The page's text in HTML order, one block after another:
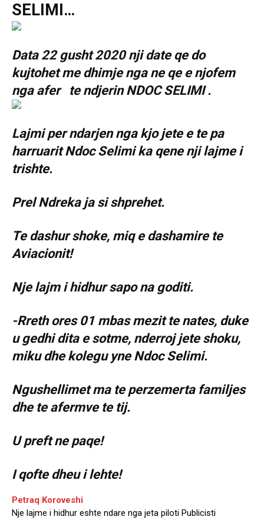
SELIMI…
Data 22 gusht 2020 nji date qe do
kujtohet me dhimje nga ne qe e njofem
nga afer te ndjerin NDOC SELIMI .
Lajmi per ndarjen nga kjo jete e te pa
harruarit Ndoc Selimi ka qene nji lajme i
trishte.
Prel Ndreka ja si shprehet.
Te dashur shoke, miq e dashamire te
Aviacionit!
Nje lajm i hidhur sapo na goditi.
-Rreth ores 01 mbas mezit te nates, duke
u gedhi dita e sotme, nderroj jete shoku,
miku dhe kolegu yne Ndoc Selimi.
Ngushellimet ma te perzemerta familjes
dhe te afermve te tij.
U preft ne paqe!
I qofte dheu i lehte!
Petraq Koroveshi
Nje lajme i hidhur eshte ndare nga jeta piloti Publicisti